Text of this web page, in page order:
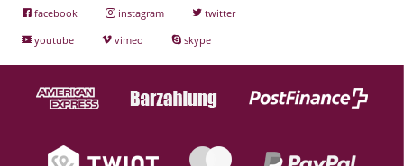
facebook instagram
twitter
youtube
vimeo skype